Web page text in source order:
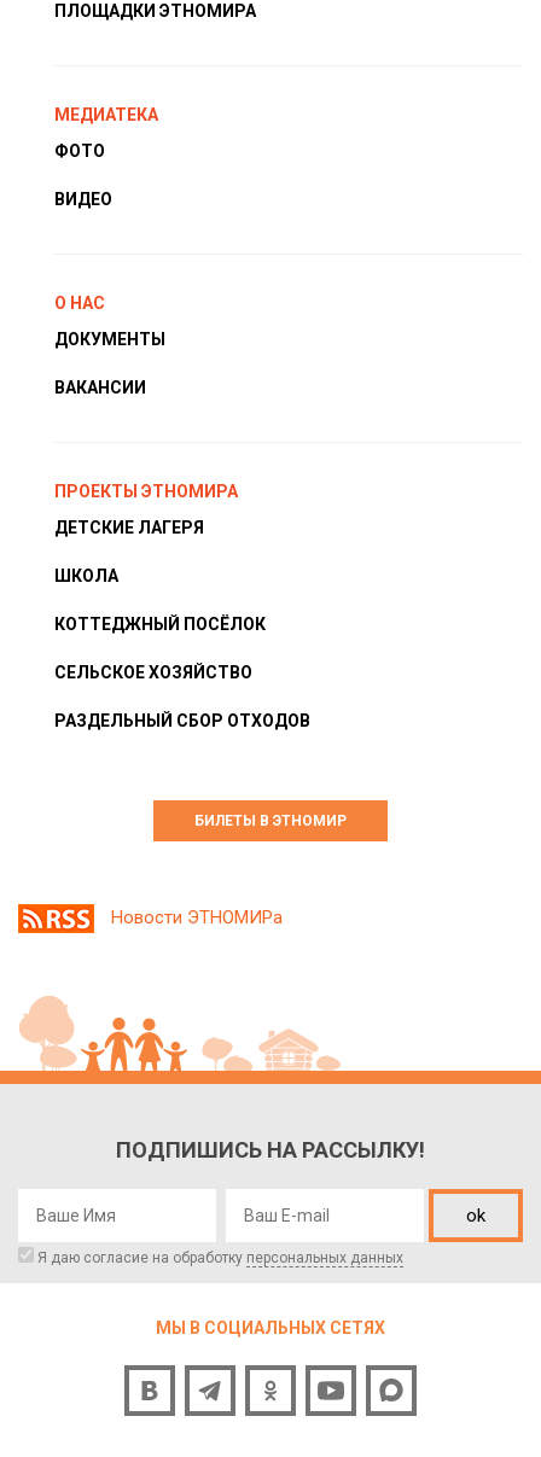
ПЛОЩАДКИ ЭТНОМИРА
МЕДИАТЕКА
ФОТО
ВИДЕО
О НАС
ДОКУМЕНТЫ
ВАКАНСИИ
ПРОЕКТЫ ЭТНОМИРА
ДЕТСКИЕ ЛАГЕРЯ
ШКОЛА
КОТТЕДЖНЫЙ ПОСЁЛОК
СЕЛЬСКОЕ ХОЗЯЙСТВО
РАЗДЕЛЬНЫЙ СБОР ОТХОДОВ
БИЛЕТЫ В ЭТНОМИР
Новости ЭТНОМИРа
ПОДПИШИСЬ НА РАССЫЛКУ!
ok
Я даю согласие на обработку персональных данных
МЫ В СОЦИАЛЬНЫХ СЕТЯХ